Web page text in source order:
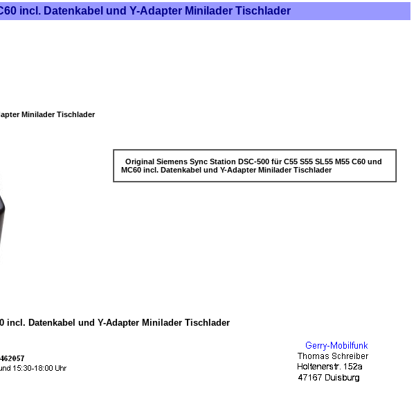
incl. Datenkabel und Y-Adapter Minilader Tischlader
Minilader Tischlader
Original Siemens Sync Station DSC-500 für C55 S55 SL55 M55 C60 und
MC60 incl. Datenkabel und Y-Adapter Minilader Tischlader
incl. Datenkabel und Y-Adapter Minilader Tischlader